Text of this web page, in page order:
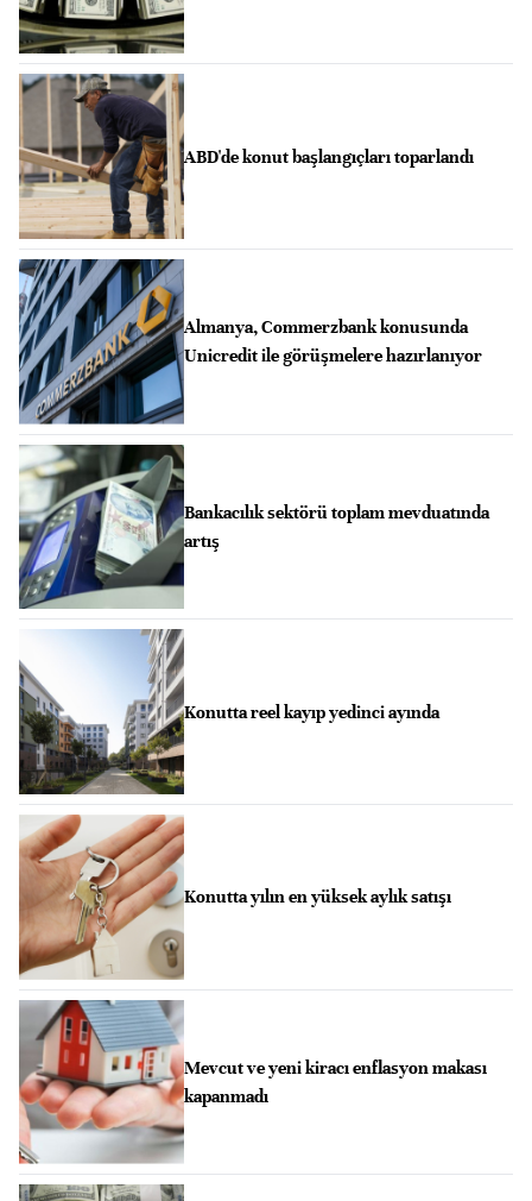
ABD'de konut başlangıçları toparlandı
Almanya, Commerzbank konusunda
Unicredit ile görüşmelere hazırlanıyor
Bankacılık sektörü toplam mevduatında
artış
Konutta reel kayıp yedinci ayında
Konutta yılın en yüksek aylık satışı
Mevcut ve yeni kiracı enflasyon makası
kapanmadı